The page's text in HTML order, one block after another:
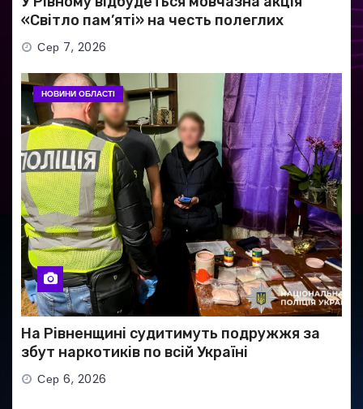
«Світло пам’яті» на честь полеглих
Захисників
Сер 7, 2026
НОВИНИ ОБЛАСТІ
На Рівненщині судитимуть подружжя за
збут наркотиків по всій Україні
Сер 6, 2026